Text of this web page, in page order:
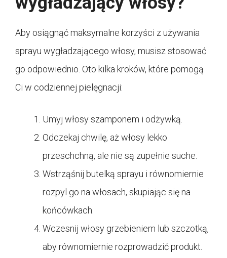
Aby osiągnąć maksymalne korzyści z używania
sprayu wygładzającego włosy, musisz stosować
go odpowiednio. Oto kilka kroków, które pomogą
Ci w codziennej pielęgnacji:
Umyj włosy szamponem i odżywką.
Odczekaj chwilę, aż włosy lekko
przeschchną, ale nie są zupełnie suche.
Wstrząśnij butelką sprayu i równomiernie
rozpyl go na włosach, skupiając się na
końcówkach.
Wczesnij włosy grzebieniem lub szczotką,
aby równomiernie rozprowadzić produkt.